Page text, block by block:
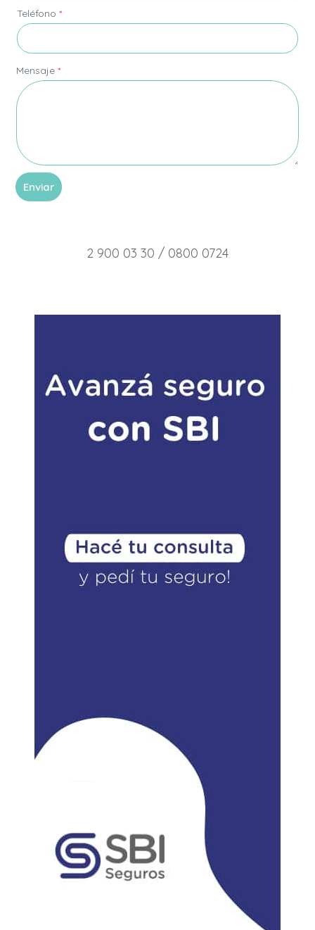
é
o
n
o
o
r
o
Teléfono*
Mensaje*
Enviar
2 900 03 30 / 0800 0724